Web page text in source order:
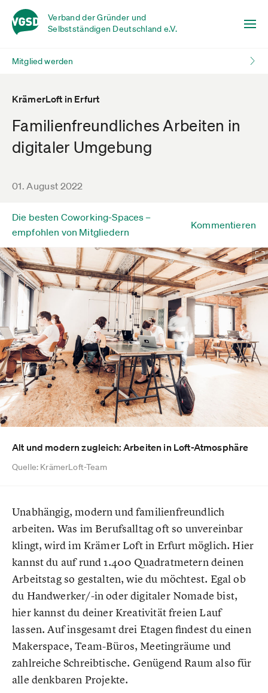
Verband der Gründer und
Selbstständigen Deutschland e.V.
Mitglied werden
KrämerLoft in Erfurt
Familienfreundliches Arbeiten in
digitaler Umgebung
01. August 2022
Die besten Coworking-Spaces –
empfohlen von Mitgliedern
Kommentieren
Alt und modern zugleich: Arbeiten in Loft-Atmosphäre
Quelle: KrämerLoft-Team
Unabhängig, modern und familienfreundlich
arbeiten. Was im Berufsalltag oft so unvereinbar
klingt, wird im Krämer Loft in Erfurt möglich. Hier
kannst du auf rund 1.400 Quadratmetern deinen
Arbeitstag so gestalten, wie du möchtest. Egal ob
du Handwerker/-in oder digitaler Nomade bist,
hier kannst du deiner Kreativität freien Lauf
lassen. Auf insgesamt drei Etagen findest du einen
Makerspace, Team-Büros, Meetingräume und
zahlreiche Schreibtische. Genügend Raum also für
alle denkbaren Projekte.